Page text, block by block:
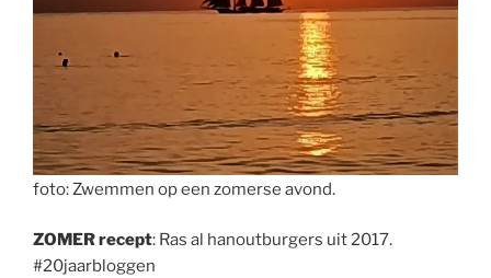
foto: Zwemmen op een zomerse avond.
ZOMER recept: Ras al hanoutburgers uit 2017.
#20jaarbloggen